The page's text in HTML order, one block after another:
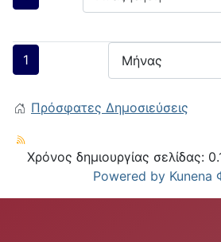
1
Πρόσφατες Δημοσιεύσεις
Χρόνος δημιουργίας σελίδας:
Powered by Kunena